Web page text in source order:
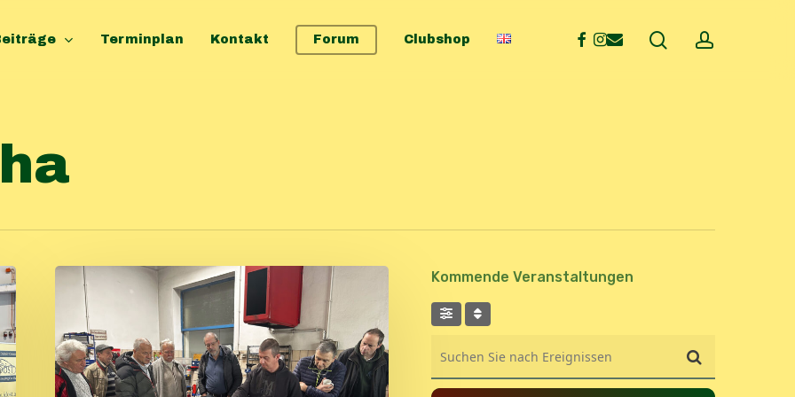
Terminplan Kontakt Forum Clubshop facebook
instagram
email searchaccount
Beauty
2024
Kommende Veranstaltungen